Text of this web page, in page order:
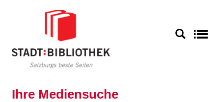
Ihre Mediensuche